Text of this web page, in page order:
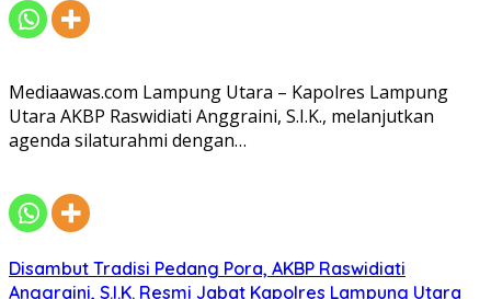
Mediaawas.com Lampung Utara – Kapolres Lampung
Utara AKBP Raswidiati Anggraini, S.I.K., melanjutkan
agenda silaturahmi dengan…
Disambut Tradisi Pedang Pora, AKBP Raswidiati
Anggraini, S.I.K. Resmi Jabat Kapolres Lampung Utara